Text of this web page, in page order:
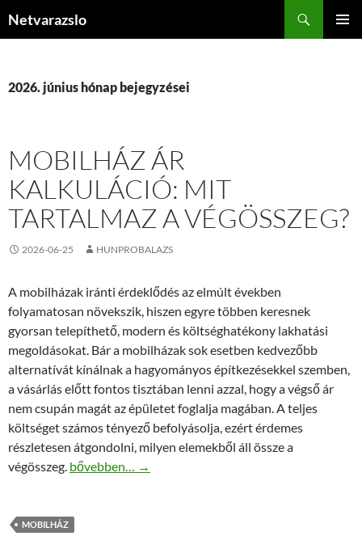
Netvarazslo
2026. június hónap bejegyzései
MOBILHÁZ ÁR
KALKULÁCIÓ: MIT
TARTALMAZ A VÉGÖSSZEG?
2026-06-25 HUNPROBALAZS
A mobilházak iránti érdeklődés az elmúlt években
folyamatosan növekszik, hiszen egyre többen keresnek
gyorsan telepíthető, modern és költséghatékony lakhatási
megoldásokat. Bár a mobilházak sok esetben kedvezőbb
alternatívát kínálnak a hagyományos építkezésekkel szemben,
a vásárlás előtt fontos tisztában lenni azzal, hogy a végső ár
nem csupán magát az épületet foglalja magában. A teljes
költséget számos tényező befolyásolja, ezért érdemes
részletesen átgondolni, milyen elemekből áll össze a
végösszeg. Mobilház ár kalkuláció: mit tartalmaz a végösszeg?
bővebben… →
MOBILHÁZ